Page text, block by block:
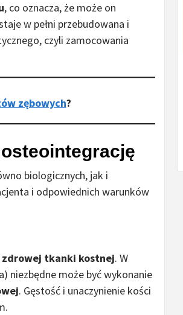
, co oznacza, że może on
w pełni przebudowana i
czyli zamocowania
zębowych?
biologicznych, jak i
i odpowiednich warunków
tkanki kostnej. W
niezbędne może być wykonanie
. Gęstość i unaczynienie kości